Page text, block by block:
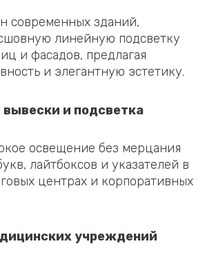
современных зданий,
линейную подсветку
и фасадов, предлагая
и элегантную эстетику.
и подсветка
освещение без мерцания
лайтбоксов и указателей в
центрах и корпоративных
учреждений